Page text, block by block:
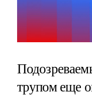
трупом еще